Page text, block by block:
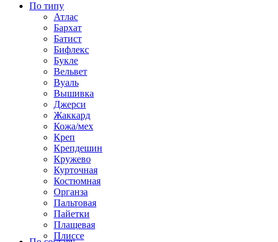
По типу
Атлас
Бархат
Батист
Бифлекс
Букле
Вельвет
Вуаль
Вышивка
Джерси
Жаккард
Кожа/мех
Креп
Крепдешин
Кружево
Курточная
Костюмная
Органза
Пальтовая
Пайетки
Плащевая
Плиссе